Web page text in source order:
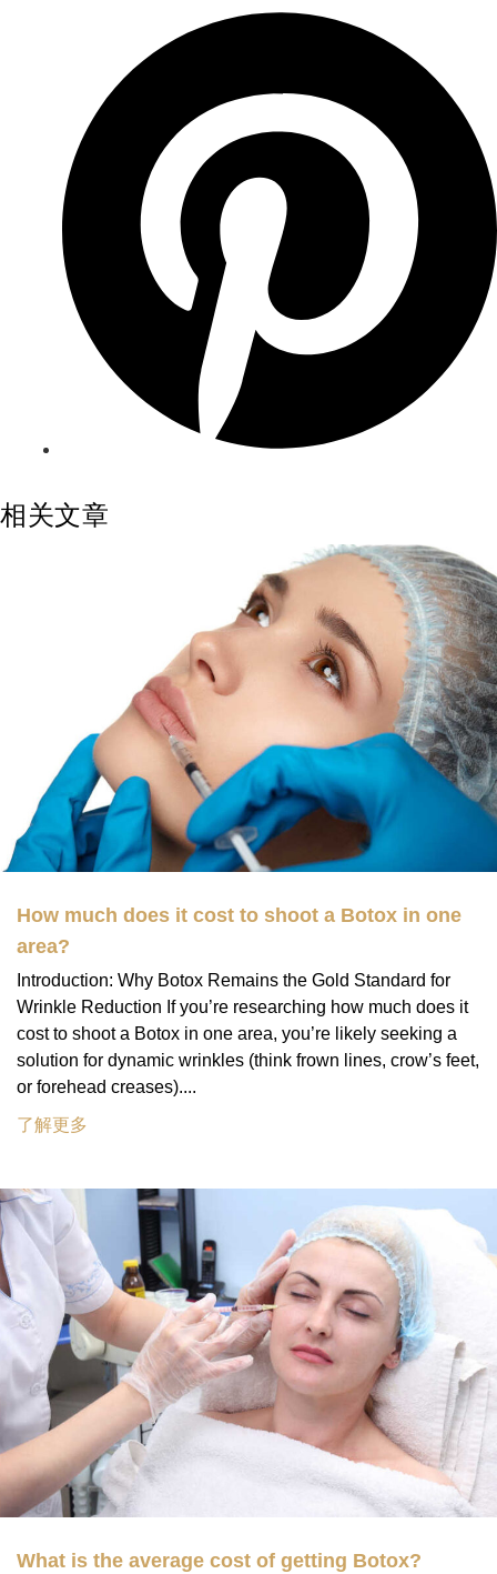
相关文章
How much does it cost to shoot a Botox in one
area?
Introduction: Why Botox Remains the Gold Standard for
Wrinkle Reduction If you’re researching how much does it
cost to shoot a Botox in one area, you’re likely seeking a
solution for dynamic wrinkles (think frown lines, crow’s feet,
or forehead creases)....
了解更多
What is the average cost of getting Botox?